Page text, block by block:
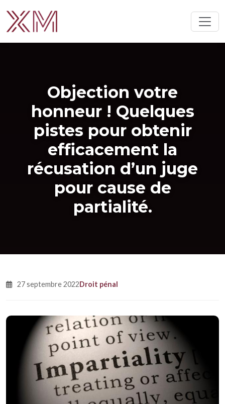
Objection votre
honneur ! Quelques
pistes pour obtenir
efficacement la
récusation d’un juge
pour cause de
partialité.
27 septembre 2022Droit pénal